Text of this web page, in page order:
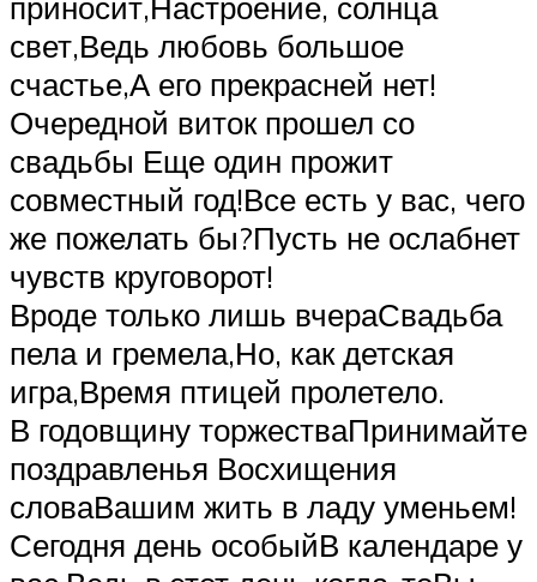
свет,Ведь любовь большое
счастье,А его прекрасней нет!
Очередной виток прошел со
свадьбы Еще один прожит
совместный год!Все есть у вас, чего
же пожелать бы?Пусть не ослабнет
чувств круговорот!
Вроде только лишь вчераСвадьба
пела и гремела,Но, как детская
игра,Время птицей пролетело.
В годовщину торжестваПринимайте
поздравленья Восхищения
словаВашим жить в ладу уменьем!
Сегодня день особыйВ календаре у